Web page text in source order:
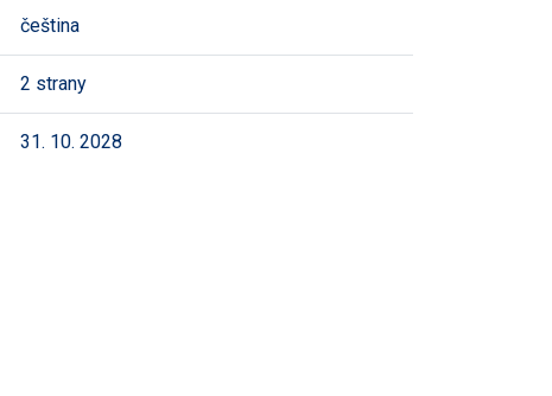
čeština
2 strany
31. 10. 2028